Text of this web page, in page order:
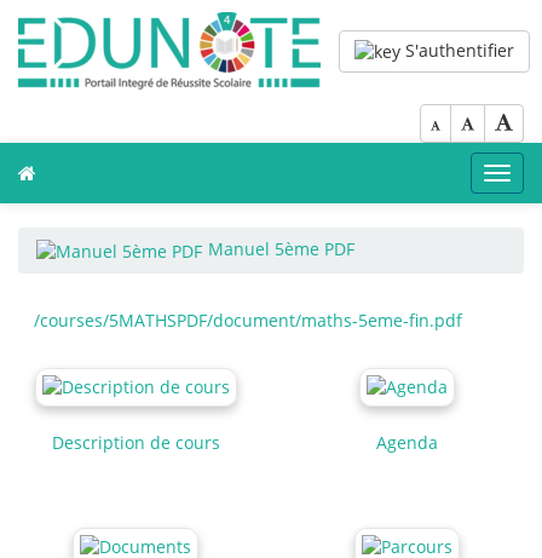
S'authentifier
Manuel 5ème PDF
/courses/5MATHSPDF/document/maths-5eme-fin.pdf
Description de cours Agenda